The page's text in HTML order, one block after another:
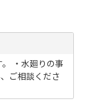
・水廻りの事
ご相談くださ